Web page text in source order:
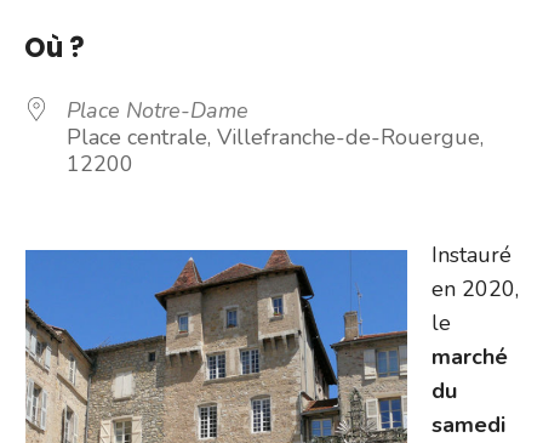
Où ?
Place Notre-Dame
Place centrale, Villefranche-de-Rouergue,
12200
Instauré
en 2020,
le
marché
du
samedi